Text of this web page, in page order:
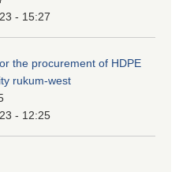
- 15:27
the procurement of HDPE
rukum-west
- 12:25